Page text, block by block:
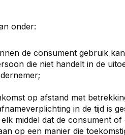
onder:
de consument gebruik
die niet handelt in de
op afstand met
in de tijd is
elk middel dat de consument
op een manier die